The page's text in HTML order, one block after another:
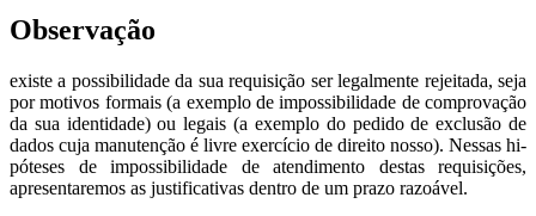
Observação
existe a possibilidade da sua requisição ser legalmente rejeitada, seja
por motivos formais (a exemplo de impossibilidade de comprovação
da sua identidade) ou legais (a exemplo do pedido de exclusão de
dados cuja manutenção é livre exercício de direito nosso). Nessas hi-
póteses de impossibilidade de atendimento destas requisições,
apresentaremos as justificativas dentro de um prazo razoável.